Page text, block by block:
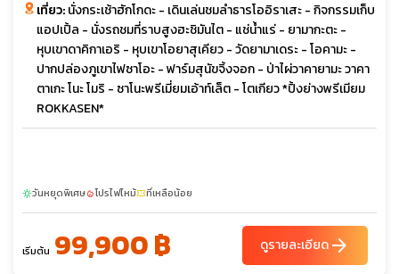
เที่ยว:นั่งกระเช้าฮักโกดะ - เดินเล่นชมลำธารโออิราเสะ - กิจกรรมเก็บ
แอปเปิ้ล - นั่งรถชมที่ราบสูงฮะชิมันไต - แช่น้ำแร่ - ยามากะตะ -
หุบเขาดาคิกาเอริ - หุบเขาโอยาสุเคียว - วัดยามาเดระ - โอคามะ -
ปากปล่องภูเขาไฟซาโอะ - ฟาร์มสุนัขจิ้งจอก - ป่าไผ่วาคายามะ วาคา
ตาเกะ โนะ โมริ - ซาโนะพรีเมี่ยมเอ้าท์เล็ต - โตเกียว *ปิ้งย่างพรีเมียม
ROKKASEN*
sunnyวันหยุดพิเศษlocal_fire_departmentโปรไฟไหม้confirmation_numberที่เหลือน้อย
เริ่มต้น 99,900 ฿ ดูรายละเอียดarrow_forward